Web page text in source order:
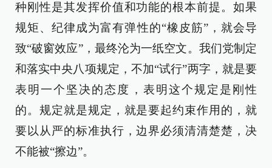
种刚性是其发挥价值和功能的根本前提。如果
规矩、纪律成为富有弹性的“橡皮筋”，就会导
致“破窗效应”，最终沦为一纸空文。我们党制定
和落实中央八项规定，不加“试行”两字，就是要
表明一个坚决的态度，表明这个规定是刚性
的。规定就是规定，就是要起约束作用的，就
要以从严的标准执行，边界必须清清楚楚，决
不能被“擦边”。